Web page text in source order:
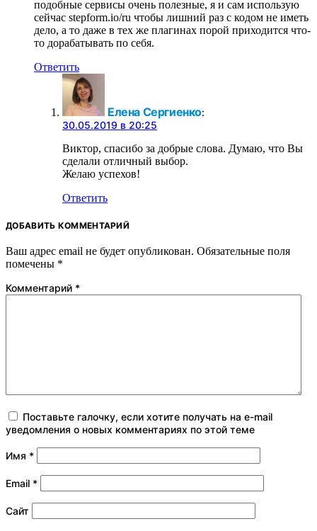
подобные сервисы очень полезные, я и сам использую
сейчас stepform.io/ru чтобы лишний раз с кодом не иметь
дело, а то даже в тех же плагинах порой приходится что-
то дорабатывать по себя.
Ответить
Елена Сергиенко:
30.05.2019 в 20:25
Виктор, спасибо за добрые слова. Думаю, что Вы
сделали отличный выбор.
Желаю успехов!
Ответить
ДОБАВИТЬ КОММЕНТАРИЙ
Ваш адрес email не будет опубликован. Обязательные поля
помечены *
Комментарий *
Поставьте галочку, если хотите получать на e-mail
уведомления о новых комментариях по этой теме
Имя *
Email *
Сайт